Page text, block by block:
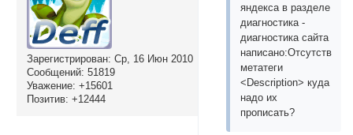
Зарегистрирован: Ср, 16 Июн 2010
Сообщений: 51819
Уважение: +15601
Позитив: +12444
яндекса в разделе
диагностика -
диагностика сайта
написано:Отсутствуют
метатеги
<Description> куда
надо их
прописать?